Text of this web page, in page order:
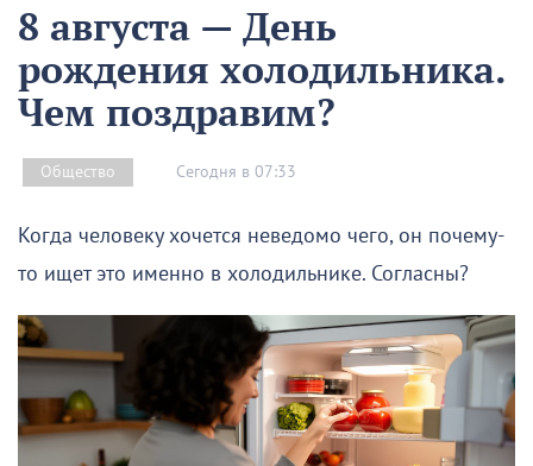
8 августа — День
рождения холодильника.
Чем поздравим?
Общество Сегодня в 07:33
Когда человеку хочется неведомо чего, он почему-
то ищет это именно в холодильнике. Согласны?